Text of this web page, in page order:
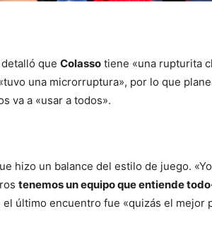
que Colasso tiene «una rupturita
una microrruptura», por lo que
va a «usar a todos».
hizo un balance del estilo de juego.
tenemos un equipo que entiende todo
último encuentro fue «quizás el mejor